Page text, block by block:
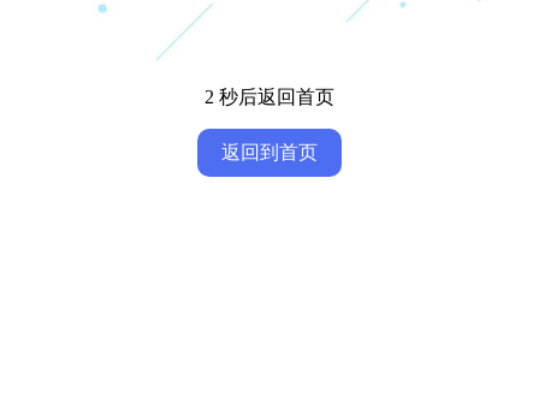
2 秒后返回首页
返回到首页